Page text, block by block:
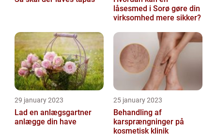
låsesmed i Sorø gøre din
virksomhed mere sikker?
29 january 2023
Lad en anlægsgartner
anlægge din have
25 january 2023
Behandling af
karsprængninger på
kosmetisk klinik